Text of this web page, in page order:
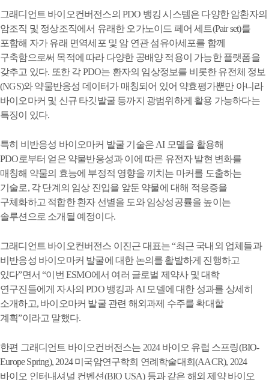
그래디언트 바이오컨버전스의 PDO 뱅킹 시스템은 다양한 암환자의
암조직 및 정상조직에서 유래한 오가노이드 페어 세트(Pair set)를
포함해 자가 유래 면역세포 및 암 연관 섬유아세포를 함께
구축함으로써 목적에 따라 다양한 공배양 적용이 가능한 플랫폼을
갖추고 있다. 또한 각 PDO는 환자의 임상정보를 비롯한 유전체 정보
(NGS)와 약물반응성 데이터가 매칭되어 있어 약효평가뿐만 아니라
바이오마커 및 신규 타깃발굴 등까지 광범위하게 활용 가능하다는
특징이 있다.
특히 비반응성 바이오마커 발굴 기술은 AI 모델을 활용해
PDO로부터 얻은 약물반응성과 이에 따른 유전자 발현 변화를
매칭해 약물의 효능에 부정적 영향을 끼치는 마커를 도출하는
기술로, 각 단계의 임상 진입을 앞둔 약물에 대해 적응증을
구체화하고 적합한 환자 선별을 도와 임상성공률을 높이는
솔루션으로 소개될 예정이다.
그래디언트 바이오컨버전스 이진근 대표는 “최근 국내외 업체들과
비반응성 바이오마커 발굴에 대한 논의를 활발하게 진행하고
있다”면서 “이번 ESMO에서 여러 글로벌 제약사 및 대학
연구진들에게 자사의 PDO 뱅킹과 AI 모델에 대한 성과를 상세히
소개하고, 바이오마커 발굴 관련 해외과제 수주를 확대할
계획”이라고 말했다.
한편 그래디언트 바이오컨버전스는 2024 바이오 유럽 스프링(BIO-
Europe Spring), 2024 미국암연구학회 연례학술대회(AACR), 2024
바이오 인터내셔널 컨벤션(BIO USA) 등과 같은 해외 제약 바이오